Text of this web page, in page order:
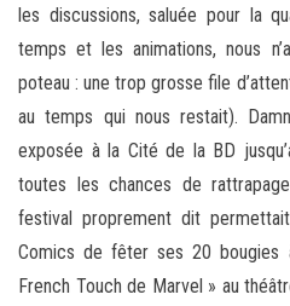
les discussions, saluée pour la
temps et les animations, nous
poteau : une trop grosse file
au temps qui nous restait).
exposée à la Cité de la BD
toutes les chances de
festival proprement dit
Comics de fêter ses 20 bougies
French Touch de Marvel » au